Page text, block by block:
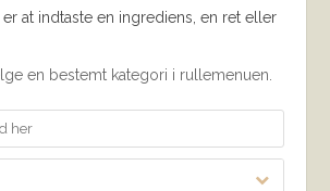
at indtaste en ingrediens, en ret eller
en bestemt kategori i rullemenuen.